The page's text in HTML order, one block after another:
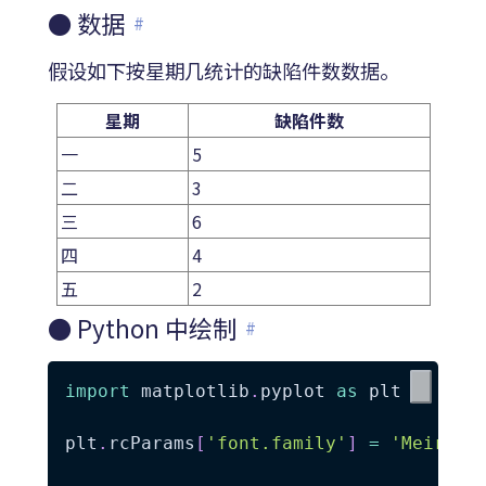
● 数据 #
假设如下按星期几统计的缺陷件数数据。
星期
缺陷件数
一
5
二
3
三
6
四
4
五
2
● Python 中绘制 #
import matplotlib . pyplot as plt
plt . rcParams [ 'font.family' ] = 'Meiryo'